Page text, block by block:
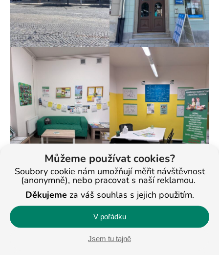
Můžeme používat cookies?
Soubory cookie nám umožňují měřit návštěvnost
(anonymně), nebo pracovat s naší reklamou.
Děkujeme za váš souhlas s jejich použitím.
V pořádku
Jsem tu tajně